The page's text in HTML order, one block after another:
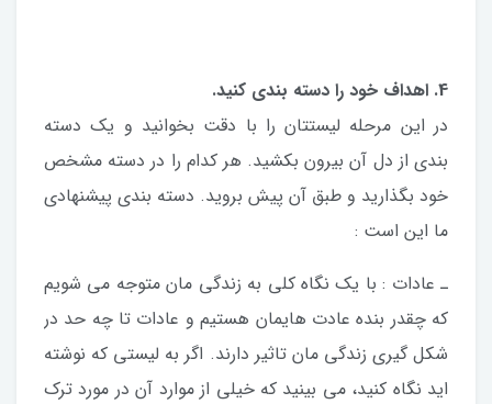
4. اهداف خود را دسته بندی کنید.
در این مرحله لیستتان را با دقت بخوانید و یک دسته
بندی از دل آن بیرون بکشید. هر کدام را در دسته مشخص
خود بگذارید و طبق آن پیش بروید. دسته بندی پیشنهادی
ما این است :
ـ عادات : با یک نگاه کلی به زندگی مان متوجه می شویم
که چقدر بنده عادت هایمان هستیم و عادات تا چه حد در
شکل گیری زندگی مان تاثیر دارند. اگر به لیستی که نوشته
اید نگاه کنید، می بینید که خیلی از موارد آن در مورد ترک